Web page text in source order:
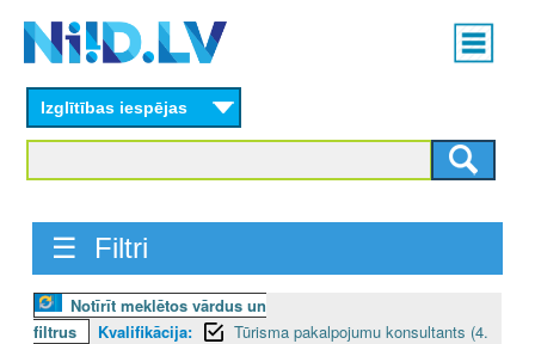
content
Main
menu
Izglītības iespējas
☰ Filtri
Notīrīt meklētos vārdus un
filtrus
Kvalifikācija:
Tūrisma pakalpojumu konsultants (4.